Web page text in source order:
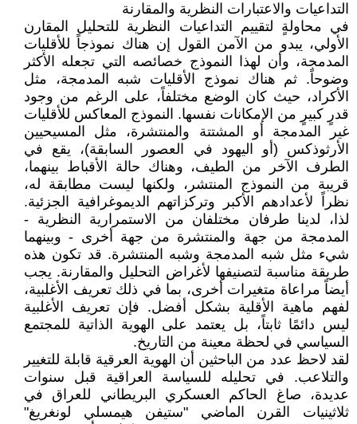
التداعيات والاعتبارات النظرية والمقارنة
في محاولةٍ لتقييم التداعيات النظرية للتحليل المقارن
الأولي، يبدو من الآمن القول إن هناك نموذجاً للأقليات
المدمجة، وأن لهذا النموذج خصائصه التي تجعله الأكثر
وضوحاً. ثم هناك نموذج الأقليات شبه المدمجة، مثل
الأكراد، حيث كان الوضع مختلفاً، على الرغم من وجود
قدرٍ كبيرٍ من الإمكانات نفسها. النموذج المعاكس للأقليات
غير المدمجة أو المشتتة والمنتشرة، مثل المسيحيين
الأرثوذكس (أو اليهود في العصور السابقة)، يقع في
الطرف الآخر من الطيف، وهناك حالة الأقباط بينهما،
قريبة من النموذج المنتشر، ولكنها ليست مطابقة له،
نظراً لأعدادهم الأكبر وتركزاتهم الديموغرافية الجزئية.
لذا، لدينا طرفان مختلفان من الاستمرارية النظرية -
المدمجة من جهة والمنتشرة من جهة أخرى - وبينهما
شيء مثل شبه المدمجة وشبه المنتشرة. قد تكون هذه
طريقة مناسبة لتصنيفها لأغراض التحليل والمقارنة. يجب
أيضاً مراعاة متغيرات أخرى، بما في ذلك تعريف الأغلبية،
لفهم ماهية الأقلية بشكل أفضل. فإن تعريف الأغلبية
ليس دائمًا ثابتاً، بل يعتمد على الهوية الذاتية للمجتمع
السياسي في لحظة معينة من التاريخ.
لقد لاحظ عدد من الباحثين أن الهوية العرقية قابلة للتغيير
والتلاعب. في تحليله للسياسة العراقية قبل سنوات
عديدة، صاغ الحاكم العسكري البريطاني للعراق في
ثلاثينيات القرن الماضي "ستيفن هيمسلي لونغريغ"